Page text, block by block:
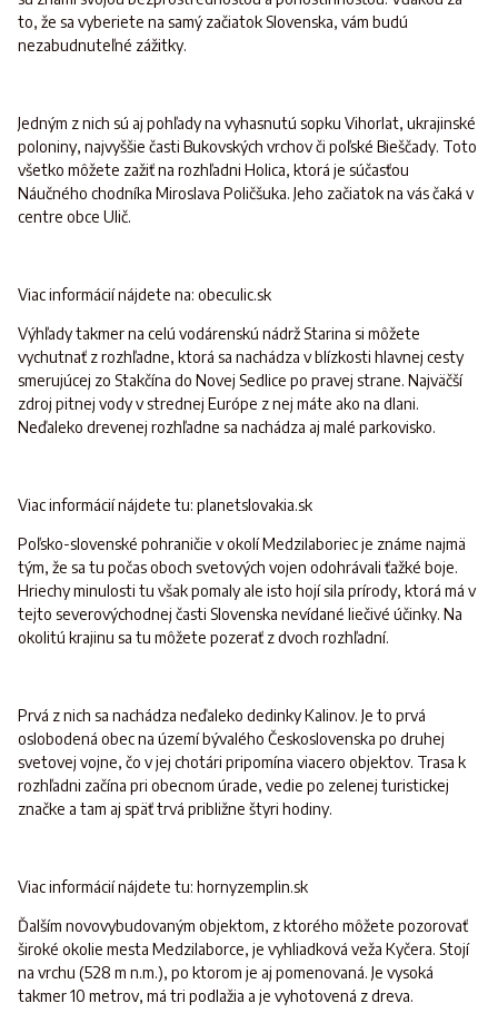
to, že sa vyberiete na samý začiatok Slovenska, vám budú
nezabudnuteľné zážitky.
Jedným z nich sú aj pohľady na vyhasnutú sopku Vihorlat, ukrajinské
poloniny, najvyššie časti Bukovských vrchov či poľské Bieščady. Toto
všetko môžete zažiť na rozhľadni Holica, ktorá je súčasťou
Náučného chodníka Miroslava Poličšuka. Jeho začiatok na vás čaká v
centre obce Ulič.
Viac informácií nájdete na: obeculic.sk
Výhľady takmer na celú vodárenskú nádrž Starina si môžete
vychutnať z rozhľadne, ktorá sa nachádza v blízkosti hlavnej cesty
smerujúcej zo Stakčína do Novej Sedlice po pravej strane. Najväčší
zdroj pitnej vody v strednej Európe z nej máte ako na dlani.
Neďaleko drevenej rozhľadne sa nachádza aj malé parkovisko.
Viac informácií nájdete tu: planetslovakia.sk
Poľsko-slovenské pohraničie v okolí Medzilaboriec je známe najmä
tým, že sa tu počas oboch svetových vojen odohrávali ťažké boje.
Hriechy minulosti tu však pomaly ale isto hojí sila prírody, ktorá má v
tejto severovýchodnej časti Slovenska nevídané liečivé účinky. Na
okolitú krajinu sa tu môžete pozerať z dvoch rozhľadní.
Prvá z nich sa nachádza neďaleko dedinky Kalinov. Je to prvá
oslobodená obec na území bývalého Československa po druhej
svetovej vojne, čo v jej chotári pripomína viacero objektov. Trasa k
rozhľadni začína pri obecnom úrade, vedie po zelenej turistickej
značke a tam aj späť trvá približne štyri hodiny.
Viac informácií nájdete tu: hornyzemplin.sk
Ďalším novovybudovaným objektom, z ktorého môžete pozorovať
široké okolie mesta Medzilaborce, je vyhliadková veža Kyčera. Stojí
na vrchu (528 m n.m.), po ktorom je aj pomenovaná. Je vysoká
takmer 10 metrov, má tri podlažia a je vyhotovená z dreva.